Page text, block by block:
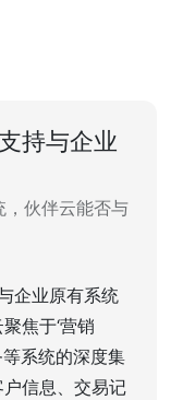
持与企业
，伙伴云能否与
企业原有系统
焦于‘营销
等系统的深度集
信息、交易记